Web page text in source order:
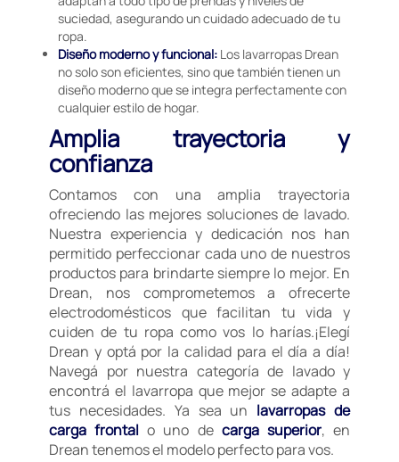
suciedad, asegurando un cuidado adecuado de tu
ropa.
Diseño moderno y funcional: Los lavarropas Drean
no solo son eficientes, sino que también tienen un
diseño moderno que se integra perfectamente con
cualquier estilo de hogar.
Amplia trayectoria y
confianza
Contamos con una amplia trayectoria
ofreciendo las mejores soluciones de lavado.
Nuestra experiencia y dedicación nos han
permitido perfeccionar cada uno de nuestros
productos para brindarte siempre lo mejor. En
Drean, nos comprometemos a ofrecerte
electrodomésticos que facilitan tu vida y
cuiden de tu ropa como vos lo harías.¡Elegí
Drean y optá por la calidad para el día a día!
Navegá por nuestra categoría de lavado y
encontrá el lavarropa que mejor se adapte a
tus necesidades. Ya sea un lavarropas de
carga frontal o uno de carga superior, en
Drean tenemos el modelo perfecto para vos.